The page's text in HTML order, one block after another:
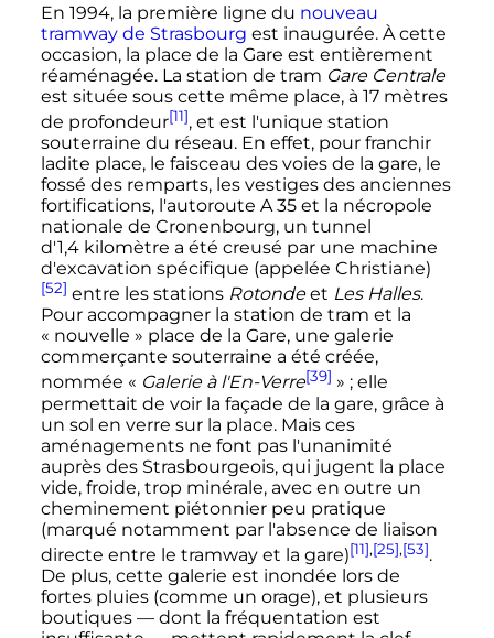
En 1994, la première ligne du nouveau
tramway de Strasbourg est inaugurée. À cette
occasion, la place de la Gare est entièrement
réaménagée. La station de tram Gare Centrale
est située sous cette même place, à 17 mètres
de profondeur[11], et est l'unique station
souterraine du réseau. En effet, pour franchir
ladite place, le faisceau des voies de la gare, le
fossé des remparts, les vestiges des anciennes
fortifications, l'autoroute A 35et la nécropole
nationale de Cronenbourg, un tunnel
d'1,4 kilomètre a été creusé par une machine
d'excavation spécifique (appelée Christiane)
[52] entre les stations Rotondeet Les Halles.
Pour accompagner la station de tram et la
« nouvelle » place de la Gare, une galerie
commerçante souterraine a été créée,
nommée « Galerie à l'En-Verre[39] » ; elle
permettait de voir la façade de la gare, grâce à
un sol en verre sur la place. Mais ces
aménagements ne font pas l'unanimité
auprès des Strasbourgeois, qui jugent la place
vide, froide, trop minérale, avec en outre un
cheminement piétonnier peu pratique
(marqué notamment par l'absence de liaison
directe entre le tramway et la gare)[11],[25],[53].
De plus, cette galerie est inondée lors de
fortes pluies (comme un orage), et plusieurs
boutiques — dont la fréquentation est